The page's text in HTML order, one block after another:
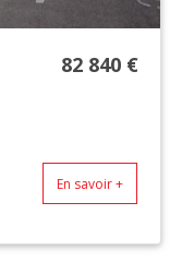
82 840 €
En savoir +